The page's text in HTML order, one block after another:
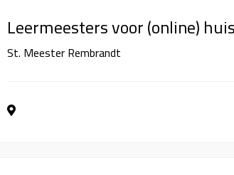
Leermeesters voor (online)
St. Meester Rembrandt